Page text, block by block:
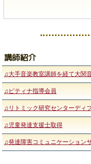
講師紹介
♫大手音楽教室講師を経て大関
♫ピティナ指導会員
♫リトミック研究センターディ
♫児童発達支援士取得
♫発達障害コミュニケーション